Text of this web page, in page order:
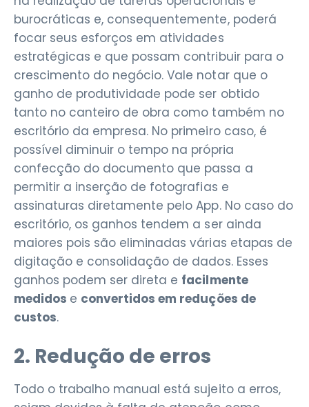
burocráticas e, consequentemente, poderá
focar seus esforços em atividades
estratégicas e que possam contribuir para o
crescimento do negócio. Vale notar que o
ganho de produtividade pode ser obtido
tanto no canteiro de obra como também no
escritório da empresa. No primeiro caso, é
possível diminuir o tempo na própria
confecção do documento que passa a
permitir a inserção de fotografias e
assinaturas diretamente pelo App. No caso do
escritório, os ganhos tendem a ser ainda
maiores pois são eliminadas várias etapas de
digitação e consolidação de dados. Esses
ganhos podem ser direta e facilmente
medidos e convertidos em reduções de
custos.
2. Redução de erros
Todo o trabalho manual está sujeito a erros,